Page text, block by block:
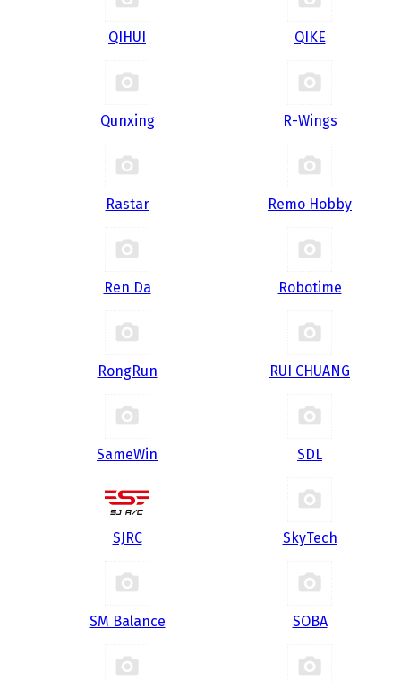
QIHUI QIKE
Qunxing R-Wings
Rastar Remo Hobby
Ren Da Robotime
RongRun RUI CHUANG
SameWin SDL
SJRC SkyTech
SM Balance SOBA